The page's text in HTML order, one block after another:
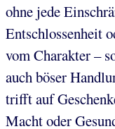
ohne jede
Entschlossenheit
vom Charakter –
auch böser
trifft auf
Macht oder